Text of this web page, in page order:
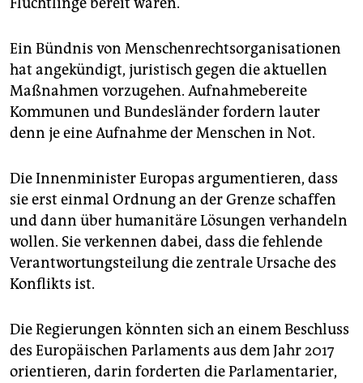
Ein Bündnis von Menschenrechtsorganisationen
hat angekündigt, juristisch gegen die aktuellen
Maßnahmen vorzugehen. Aufnahmebereite
Kommunen und Bundesländer fordern lauter
denn je eine Aufnahme der Menschen in Not.
Die Innenminister Europas argumentieren, dass
sie erst einmal Ordnung an der Grenze schaffen
und dann über humanitäre Lösungen verhandeln
wollen. Sie verkennen dabei, dass die fehlende
Verantwortungsteilung die zentrale Ursache des
Konflikts ist.
Die Regierungen könnten sich an einem Beschluss
des Europäischen Parlaments aus dem Jahr 2017
orientieren, darin forderten die Parlamentarier,